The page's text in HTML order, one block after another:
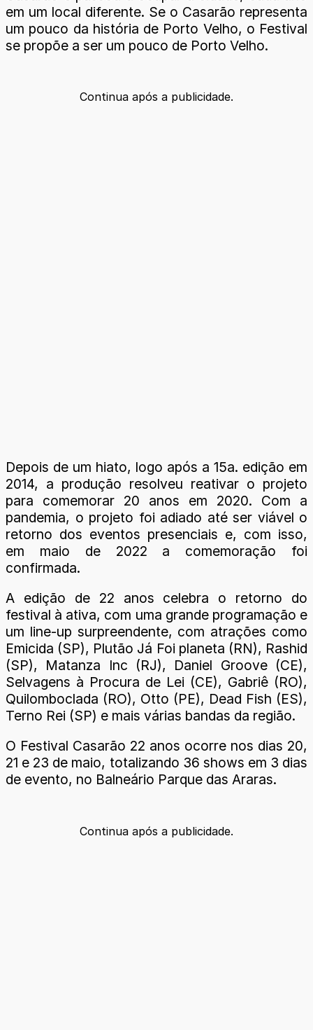
em um local diferente. Se o Casarão representa
um pouco da história de Porto Velho, o Festival
se propõe a ser um pouco de Porto Velho.
Continua após a publicidade.
Depois de um hiato, logo após a 15a. edição em
2014, a produção resolveu reativar o projeto
para comemorar 20 anos em 2020. Com a
pandemia, o projeto foi adiado até ser viável o
retorno dos eventos presenciais e, com isso,
em maio de 2022 a comemoração foi
confirmada.
A edição de 22 anos celebra o retorno do
festival à ativa, com uma grande programação e
um line-up surpreendente, com atrações como
Emicida (SP), Plutão Já Foi planeta (RN), Rashid
(SP), Matanza Inc (RJ), Daniel Groove (CE),
Selvagens à Procura de Lei (CE), Gabriê (RO),
Quilomboclada (RO), Otto (PE), Dead Fish (ES),
Terno Rei (SP) e mais várias bandas da região.
O Festival Casarão 22 anos ocorre nos dias 20,
21 e 23 de maio, totalizando 36 shows em 3 dias
de evento, no Balneário Parque das Araras.
Continua após a publicidade.